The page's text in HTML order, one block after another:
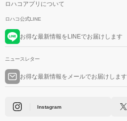
ロハコアプリについて
ロハコ公式LINE
お得な最新情報をLINEでお届けします
ニュースレター
お得な最新情報をメールでお届けします
Instagram